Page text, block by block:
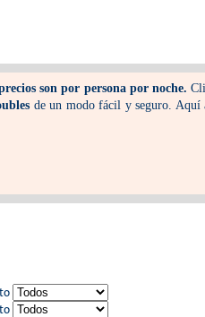
son por persona por noche.
de un modo fácil y seguro. Aquí